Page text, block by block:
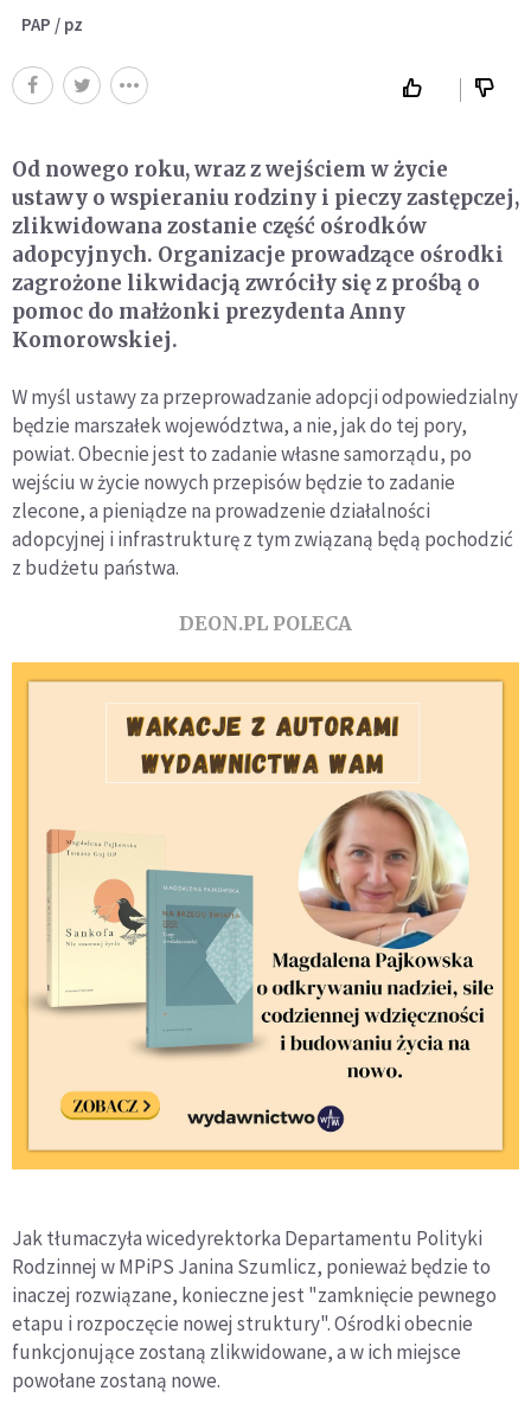
PAP / pz
Od nowego roku, wraz z wejściem w życie
ustawy o wspieraniu rodziny i pieczy zastępczej,
zlikwidowana zostanie część ośrodków
adopcyjnych. Organizacje prowadzące ośrodki
zagrożone likwidacją zwróciły się z prośbą o
pomoc do małżonki prezydenta Anny
Komorowskiej.
W myśl ustawy za przeprowadzanie adopcji odpowiedzialny
będzie marszałek województwa, a nie, jak do tej pory,
powiat. Obecnie jest to zadanie własne samorządu, po
wejściu w życie nowych przepisów będzie to zadanie
zlecone, a pieniądze na prowadzenie działalności
adopcyjnej i infrastrukturę z tym związaną będą pochodzić
z budżetu państwa.
DEON.PL POLECA
Jak tłumaczyła wicedyrektorka Departamentu Polityki
Rodzinnej w MPiPS Janina Szumlicz, ponieważ będzie to
inaczej rozwiązane, konieczne jest "zamknięcie pewnego
etapu i rozpoczęcie nowej struktury". Ośrodki obecnie
funkcjonujące zostaną zlikwidowane, a w ich miejsce
powołane zostaną nowe.